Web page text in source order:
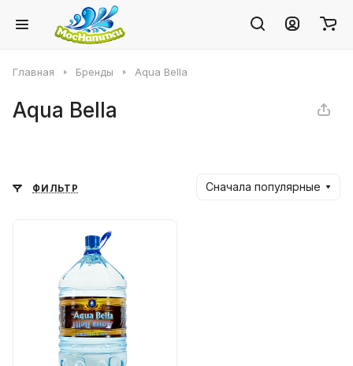
Главная Бренды Аqua Bella
Аqua Bella
ФИЛЬТР Сначала популярные